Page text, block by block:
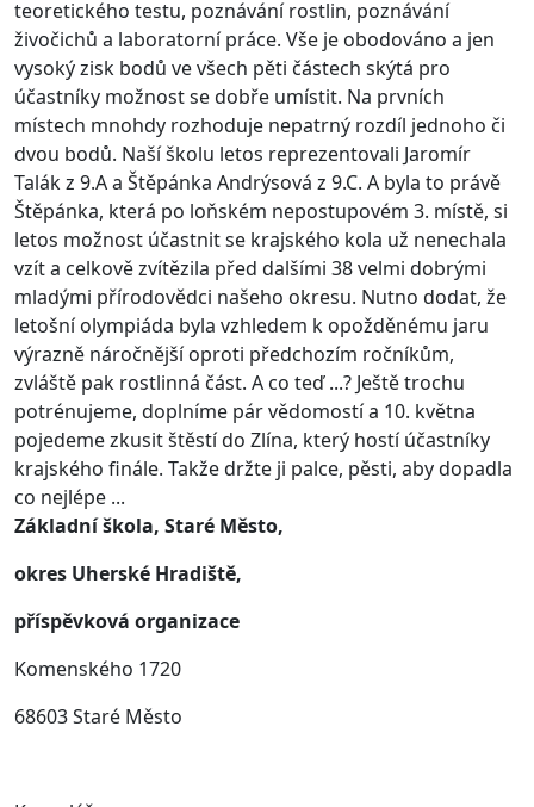
teoretického testu, poznávání rostlin, poznávání
živočichů a laboratorní práce. Vše je obodováno a jen
vysoký zisk bodů ve všech pěti částech skýtá pro
účastníky možnost se dobře umístit. Na prvních
místech mnohdy rozhoduje nepatrný rozdíl jednoho či
dvou bodů. Naší školu letos reprezentovali Jaromír
Talák z 9.A a Štěpánka Andrýsová z 9.C. A byla to právě
Štěpánka, která po loňském nepostupovém 3. místě, si
letos možnost účastnit se krajského kola už nenechala
vzít a celkově zvítězila před dalšími 38 velmi dobrými
mladými přírodovědci našeho okresu. Nutno dodat, že
letošní olympiáda byla vzhledem k opožděnému jaru
výrazně náročnější oproti předchozím ročníkům,
zvláště pak rostlinná část. A co teď ...? Ještě trochu
potrénujeme, doplníme pár vědomostí a 10. května
pojedeme zkusit štěstí do Zlína, který hostí účastníky
krajského finále. Takže držte ji palce, pěsti, aby dopadla
co nejlépe ...
Základní škola, Staré Město,
okres Uherské Hradiště,
příspěvková organizace
Komenského 1720
68603 Staré Město